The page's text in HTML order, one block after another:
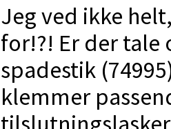
Jeg ved ikke
for!?! Er der tale
spadestik
klemmer